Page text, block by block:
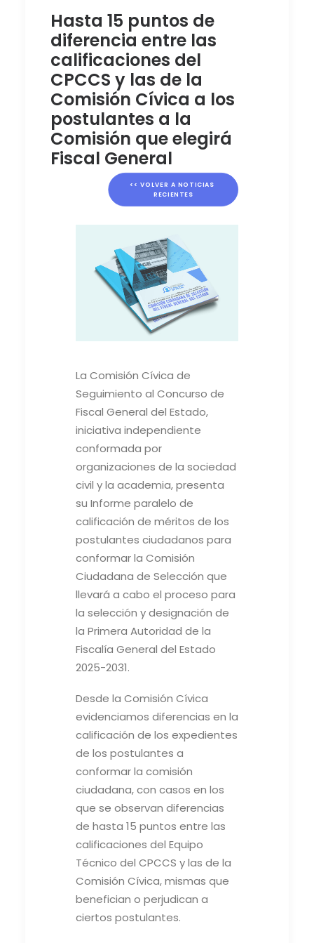
Hasta 15 puntos de
diferencia entre las
calificaciones del
CPCCS y las de la
Comisión Cívica a los
postulantes a la
Comisión que elegirá
Fiscal General
<< VOLVER A NOTICIAS
RECIENTES
La Comisión Cívica de
Seguimiento al Concurso de
Fiscal General del Estado,
iniciativa independiente
conformada por
organizaciones de la sociedad
civil y la academia, presenta
su Informe paralelo de
calificación de méritos de los
postulantes ciudadanos para
conformar la Comisión
Ciudadana de Selección que
llevará a cabo el proceso para
la selección y designación de
la Primera Autoridad de la
Fiscalía General del Estado
2025-2031.
Desde la Comisión Cívica
evidenciamos diferencias en la
calificación de los expedientes
de los postulantes a
conformar la comisión
ciudadana, con casos en los
que se observan diferencias
de hasta 15 puntos entre las
calificaciones del Equipo
Técnico del CPCCS y las de la
Comisión Cívica, mismas que
benefician o perjudican a
ciertos postulantes.